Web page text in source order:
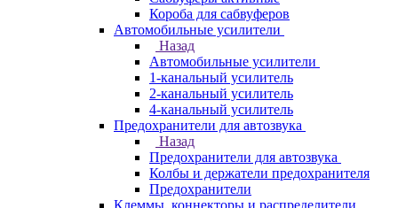
Короба для сабвуферов
Автомобильные усилители
Назад
Автомобильные усилители
1-канальный усилитель
2-канальный усилитель
4-канальный усилитель
Предохранители для автозвука
Назад
Предохранители для автозвука
Колбы и держатели предохранителя
Предохранители
Клеммы, коннекторы и распределители